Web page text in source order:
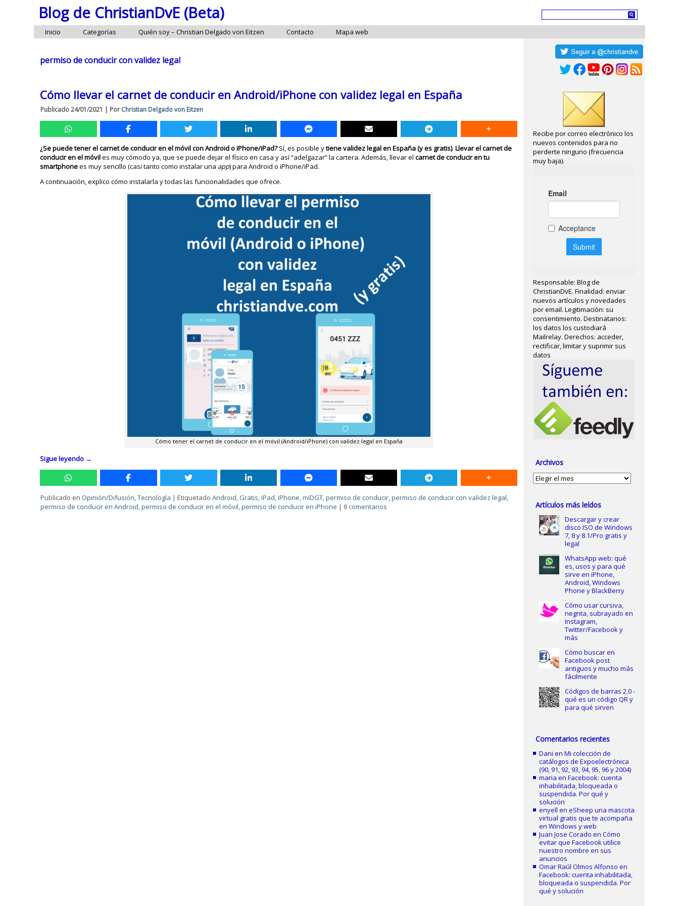
Blog de ChristianDvE (Beta)
Inicio Categorías Quién soy – Christian Delgado von Eitzen Contacto Mapa web
permiso de conducir con validez legal
Cómo llevar el carnet de conducir en Android/iPhone con validez legal en España
Publicado24/01/2021 | Por Christian Delgado von Eitzen
¿Se puede tener el carnet de conducir en el móvil con Android o iPhone/iPad?Sí, es posible ytiene validez legal en España (y es gratis).Llevar el carnet de
conducir en el móviles muy cómodo ya, que se puede dejar el físico en casa y así “adelgazar” la cartera. Además, llevar elcarnet de conducir en tu
smartphonees muy sencillo (casi tanto como instalar una app) para Android o iPhone/iPad.
A continuación, explico cómo instalarla y todas las funcionalidades que ofrece.
Cómo tener el carnet de conducir en el móvil (Android/iPhone) con validez legal en España
Sigue leyendo →
Publicado en Opinión/Difusión,Tecnología |Etiquetado Android, Gratis,iPad,iPhone,miDGT,permiso de conducir,permiso de conducir con validez legal,
permiso de conducir en Android,permiso de conducir en el móvil,permiso de conducir en iPhone | 8 comentarios
Recibe por correo electrónico los
nuevos contenidos para no
perderte ninguno (frecuencia
muy baja).
Responsable: Blog de
ChristianDvE. Finalidad: enviar
nuevos artículos y novedades
por email. Legitimación: su
consentimiento. Destinatarios:
los datos los custodiará
Mailrelay. Derechos: acceder,
rectificar, limitar y suprimir sus
datos
Archivos
Archivos
Artículos más leídos
Descargar y crear
disco ISO de Windows
7, 8 y 8.1/Pro gratis y
legal
WhatsApp web: qué
es, usos y para qué
sirve en iPhone,
Android, Windows
Phone y BlackBerry
Cómo usar cursiva,
negrita, subrayado en
Instagram,
Twitter/Facebook y
más
Cómo buscar en
Facebook post
antiguos y mucho más
fácilmente
Códigos de barras 2.0 -
qué es un código QR y
para qué sirven
Comentarios recientes
Dani enMi colección de
catálogos de Expoelectrónica
(90, 91, 92, 93, 94, 95, 96 y 2004)
maria enFacebook: cuenta
inhabilitada, bloqueada o
suspendida. Por qué y
solución
enyell eneSheep una mascota
virtual gratis que te acompaña
en Windows y web
Juan Jose Corado enCómo
evitar que Facebook utilice
nuestro nombre en sus
anuncios
Omar Raúl Olmos Alfonso en
Facebook: cuenta inhabilitada,
bloqueada o suspendida. Por
qué y solución